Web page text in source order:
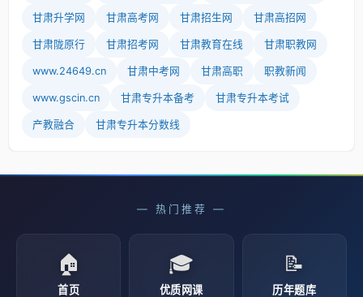
甘肃升学网 甘肃高考网 甘肃招生网 甘肃高招网
甘肃陇原行 甘肃招考网 甘肃教育在线 甘肃职教网
www.24649.cn 甘肃中考网 甘肃高职 职教新闻
www.gscin.cn 甘肃专升本备考 甘肃专升本考试
产教融合 甘肃专升本分数线
— 热门推荐 —
🏠
首页
🎓
优质网课
📝
历年题库